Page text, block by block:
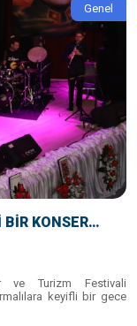
Genel
BİR KONSER…
ve Turizm Festivali
keyifli bir gece